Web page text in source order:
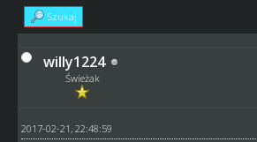
Szukaj
willy1224
Świeżak
2017-02-21, 22:48:59